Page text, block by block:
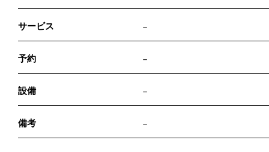
サービス －
予約 －
設備 －
備考 －